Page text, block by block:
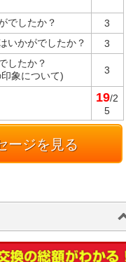
でしたか？
3
いかがでしたか？
3
したか？
象について)
3
19/2
5
ージを見る